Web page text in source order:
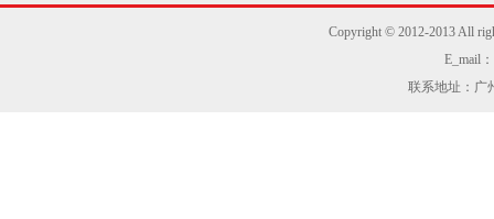
Copyright © 2012-2013 All
E_mail
联系地址：广